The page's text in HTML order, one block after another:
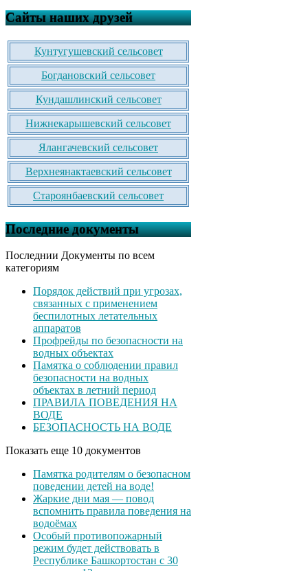
Сайты наших друзей
Кунтугушевский сельсовет
Богдановский сельсовет
Кундашлинский сельсовет
Нижнекарышевский сельсовет
Ялангачевский сельсовет
Верхнеянактаевский сельсовет
Староянбаевский сельсовет
Последние документы
Последнии Документы по всем
категориям
Порядок действий при угрозах,
связанных с применением
беспилотных летательных
аппаратов
Профрейды по безопасности на
водных объектах
Памятка о соблюдении правил
безопасности на водных
объектах в летний период
ПРАВИЛА ПОВЕДЕНИЯ НА
ВОДЕ
БЕЗОПАСНОСТЬ НА ВОДЕ
Показать еще 10 документов
Памятка родителям о безопасном
поведении детей на воде!
Жаркие дни мая — повод
вспомнить правила поведения на
водоёмах
Особый противопожарный
режим будет действовать в
Республике Башкортостан с 30